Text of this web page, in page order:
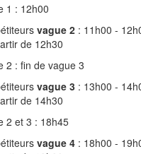
1 : 12h00
vague 2 : 11h00 -
de 12h30
2 : fin de vague 3
vague 3 : 13h00 -
de 14h30
2 et 3 : 18h45
vague 4 : 18h00 -